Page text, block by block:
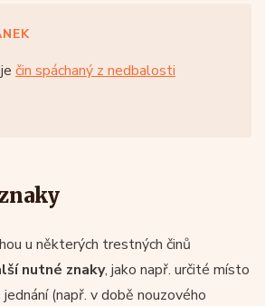
čin spáchaný z nedbalosti
u některých trestných činů
nutné znaky, jako např. určité místo
(např. v době nouzového